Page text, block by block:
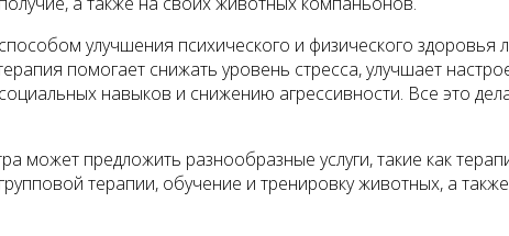
улучшения психического и физического
помогает снижать уровень стресса, улучшает
навыков и снижению агрессивности. Все это
может предложить разнообразные услуги, такие как
терапии, обучение и тренировку животных, а